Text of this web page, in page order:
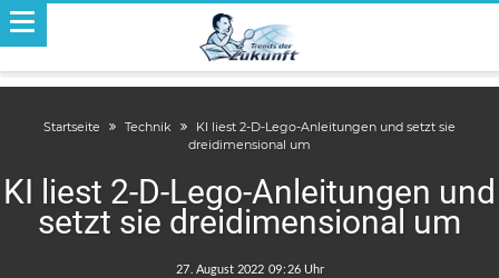
Startseite Technik
KI liest 2-D-Lego-Anleitungen und setzt sie
dreidimensional um
KI liest 2-D-Lego-Anleitungen und
setzt sie dreidimensional um
: